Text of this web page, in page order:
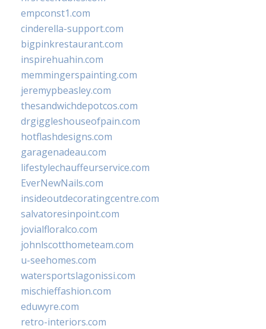
empconst1.com
cinderella-support.com
bigpinkrestaurant.com
inspirehuahin.com
memmingerspainting.com
jeremypbeasley.com
thesandwichdepotcos.com
drgiggleshouseofpain.com
hotflashdesigns.com
garagenadeau.com
lifestylechauffeurservice.com
EverNewNails.com
insideoutdecoratingcentre.com
salvatoresinpoint.com
jovialfloralco.com
johnlscotthometeam.com
u-seehomes.com
watersportslagonissi.com
mischieffashion.com
eduwyre.com
retro-interiors.com